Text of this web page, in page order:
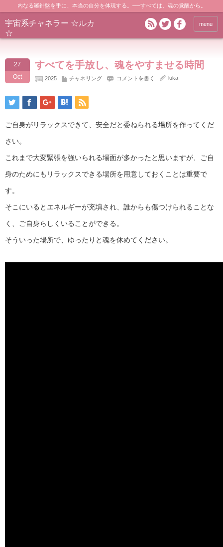
内なる羅針盤を手に、本当の自分を体現する。──すべては、魂の覚醒から。
宇宙系チャネラー ☆ルカ
☆
menu
27
Oct
すべてを手放し、魂をやすませる時間
2025 チャネリング コメントを書く luka
ご自身がリラックスできて、安全だと委ねられる場所を作ってくだ
さい。
これまで大変緊張を強いられる場面が多かったと思いますが、ご自
身のためにもリラックスできる場所を用意しておくことは重要で
す。
そこにいるとエネルギーが充填され、誰からも傷つけられることな
く、ご自身らしくいることができる。
そういった場所で、ゆったりと魂を休めてください。